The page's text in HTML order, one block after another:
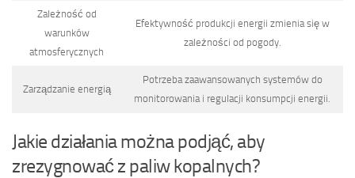
Zależność od
warunków
atmosferycznych
Efektywność produkcji energii zmienia się w
zależności od pogody.
Zarządzanie energią
Potrzeba zaawansowanych systemów do
monitorowania i regulacji konsumpcji energii.
Jakie działania można podjąć, aby
zrezygnować z paliw kopalnych?